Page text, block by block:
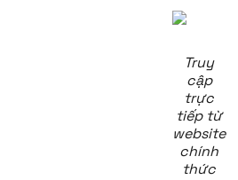
Truy
cập
trực
tiếp từ
website
chính
thức